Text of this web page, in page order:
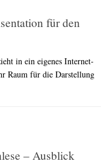
für den
in ein eigenes Internet-
Raum für die Darstellung
– Ausblick